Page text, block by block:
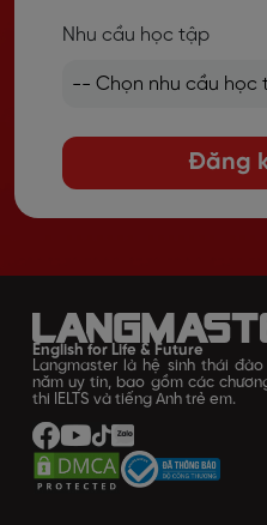
Nhu cầu học tập
Đăng
English for Life & Future
Langmaster là hệ sinh thái
năm uy tín, bao gồm các
thi IELTS và tiếng Anh trẻ em.